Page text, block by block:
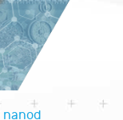
nanod